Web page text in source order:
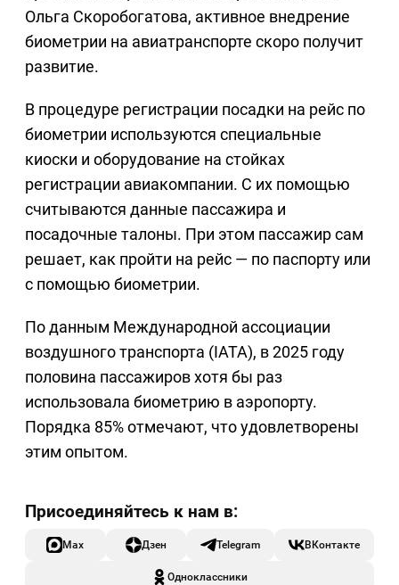
Ольга Скоробогатова, активное внедрение
биометрии на авиатранспорте скоро получит
развитие.
В процедуре регистрации посадки на рейс по
биометрии используются специальные
киоски и оборудование на стойках
регистрации авиакомпании. С их помощью
считываются данные пассажира и
посадочные талоны. При этом пассажир сам
решает, как пройти на рейс — по паспорту или
с помощью биометрии.
По данным Международной ассоциации
воздушного транспорта (IATA), в 2025 году
половина пассажиров хотя бы раз
использовала биометрию в аэропорту.
Порядка 85% отмечают, что удовлетворены
этим опытом.
Max Дзен Telegram ВКонтакте
Одноклассники